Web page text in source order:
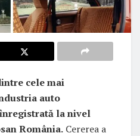
cele mai
auto
la nivel
România. Cererea a